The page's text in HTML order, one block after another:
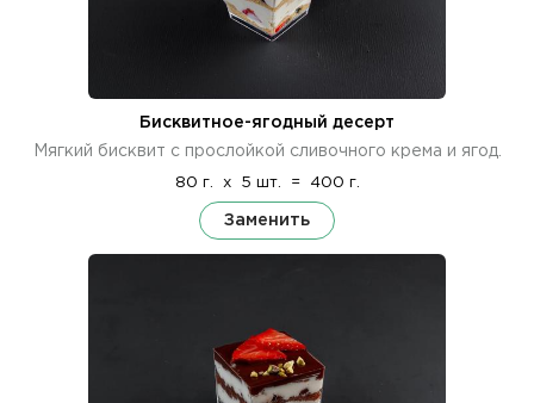
Бисквитное-ягодный десерт
Мягкий бисквит с прослойкой сливочного крема и ягод.
80 г. x 5 шт. = 400 г.
Заменить